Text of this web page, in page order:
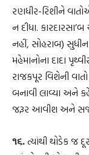
રણધીર-રિશીને
ન દીધા.
નહીં, સોહરાબ)
મહેમાનોના દાદા
રાજકપૂર વિશેની
બનાવી લાવ્યા અને
જરૂર આવીશ અને
૧૬.ત્યાંથી થોડેક જ